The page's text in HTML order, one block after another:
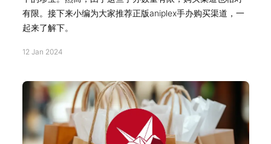
有限。接下来小编为大家推荐正版aniplex手办购买渠道，一
起来了解下。
12 Jan 2024